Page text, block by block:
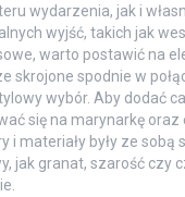
wydarzenia, jak i
wyjść, takich jak
warto postawić na
skrojone spodnie w
wybór. Aby dodać
się na marynarkę oraz
i materiały były ze sobą
jak granat, szarość czy